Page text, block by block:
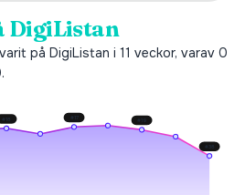
DigiListan
på DigiListan i 11 veckor, varav 0
# 18 # 17 # 19
#38